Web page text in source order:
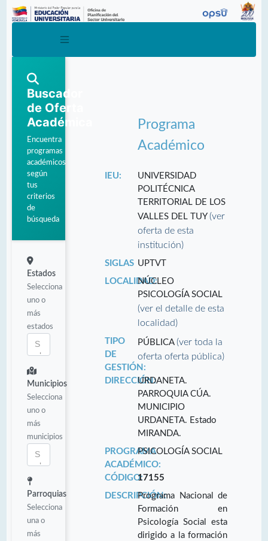
Buscador
de Oferta
Académica
Encuentra
programas
académicos
según
tus
criterios
de
búsqueda
Estados
Selecciona
uno o
más
estados
Municipios
Selecciona
uno o
más
municipios
Parroquias
Selecciona
una o
más
Programa
Académico
IEU:
UNIVERSIDAD
POLITÉCNICA
TERRITORIAL DE LOS
VALLES DEL TUY(ver
oferta de esta
institución)
SIGLAS UPTVT
LOCALIDAD:NÚCLEO
PSICOLOGÍA SOCIAL
(ver el detalle de esta
localidad)
TIPO
DE
GESTIÓN:
PÚBLICA(ver toda la
oferta oferta pública)
DIRECCIÓN:URDANETA.
PARROQUIA CÚA.
MUNICIPIO
URDANETA. Estado
MIRANDA.
PROGRAMA
ACADÉMICO:
PSICOLOGÍA SOCIAL
CÓDIGO:17155
DESCRIPCIÓN:Programa Nacional de
Formación en
Psicología Social esta
dirigido a la formación